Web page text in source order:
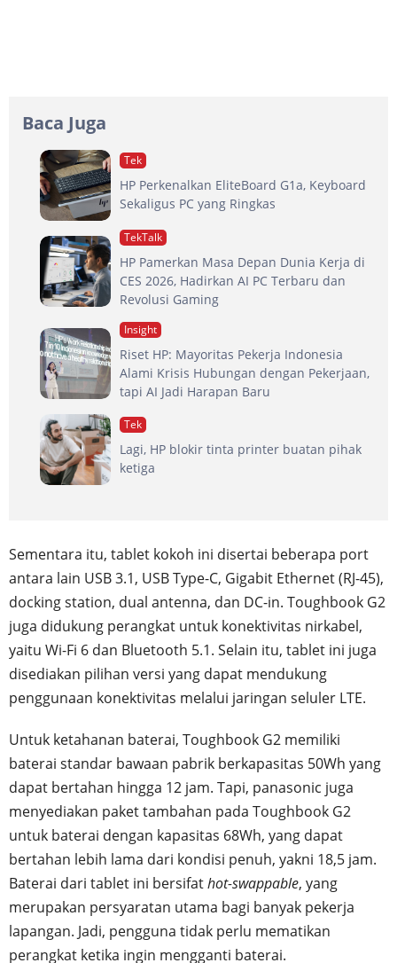
Baca Juga
Tek
HP Perkenalkan EliteBoard G1a, Keyboard
Sekaligus PC yang Ringkas
TekTalk
HP Pamerkan Masa Depan Dunia Kerja di
CES 2026, Hadirkan AI PC Terbaru dan
Revolusi Gaming
Insight
Riset HP: Mayoritas Pekerja Indonesia
Alami Krisis Hubungan dengan Pekerjaan,
tapi AI Jadi Harapan Baru
Tek
Lagi, HP blokir tinta printer buatan pihak
ketiga
Sementara itu, tablet kokoh ini disertai beberapa port
antara lain USB 3.1, USB Type-C, Gigabit Ethernet (RJ-45),
docking station, dual antenna, dan DC-in. Toughbook G2
juga didukung perangkat untuk konektivitas nirkabel,
yaitu Wi-Fi 6 dan Bluetooth 5.1. Selain itu, tablet ini juga
disediakan pilihan versi yang dapat mendukung
penggunaan konektivitas melalui jaringan seluler LTE.
Untuk ketahanan baterai, Toughbook G2 memiliki
baterai standar bawaan pabrik berkapasitas 50Wh yang
dapat bertahan hingga 12 jam. Tapi, panasonic juga
menyediakan paket tambahan pada Toughbook G2
untuk baterai dengan kapasitas 68Wh, yang dapat
bertahan lebih lama dari kondisi penuh, yakni 18,5 jam.
Baterai dari tablet ini bersifathot-swappable, yang
merupakan persyaratan utama bagi banyak pekerja
lapangan. Jadi, pengguna tidak perlu mematikan
perangkat ketika ingin mengganti baterai.